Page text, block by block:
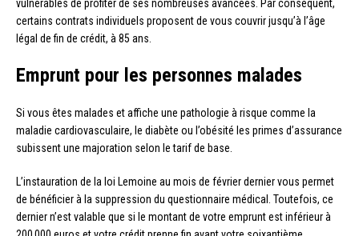
vulnérables de profiter de ses nombreuses avancées. Par conséquent,
certains contrats individuels proposent de vous couvrir jusqu’à l’âge
légal de fin de crédit, à 85 ans.
Emprunt pour les personnes malades
Si vous êtes malades et affiche une pathologie à risque comme la
maladie cardiovasculaire, le diabète ou l’obésité les primes d’assurance
subissent une majoration selon le tarif de base.
L’instauration de la loi Lemoine au mois de février dernier vous permet
de bénéficier à la suppression du questionnaire médical. Toutefois, ce
dernier n’est valable que si le montant de votre emprunt est inférieur à